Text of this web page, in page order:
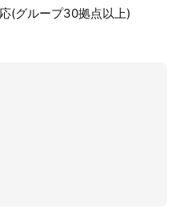
(グループ30拠点以上)